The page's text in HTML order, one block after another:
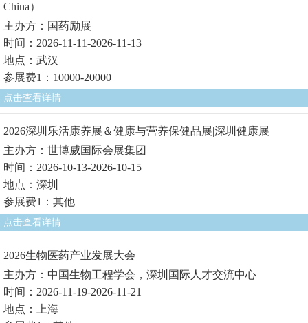
China）
主办方：国药励展
时间：2026-11-11-2026-11-13
地点：武汉
参展费1：10000-20000
点击查看详情
2026深圳乐活康养展＆健康与营养保健品展|深圳健康展
主办方：世博威国际会展集团
时间：2026-10-13-2026-10-15
地点：深圳
参展费1：其他
点击查看详情
2026生物医药产业发展大会
主办方：中国生物工程学会，深圳国际人才交流中心
时间：2026-11-19-2026-11-21
地点：上海